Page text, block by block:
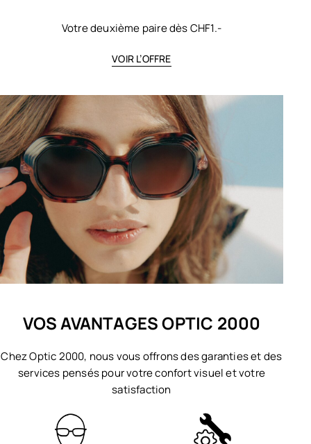
Votre deuxième paire dès CHF1.-
VOIR L’OFFRE
VOS AVANTAGES OPTIC 2000
Chez Optic 2000, nous vous offrons des garanties et des
services pensés pour votre confort visuel et votre
satisfaction